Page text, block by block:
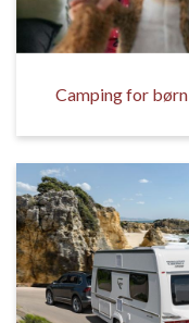
Camping for børn